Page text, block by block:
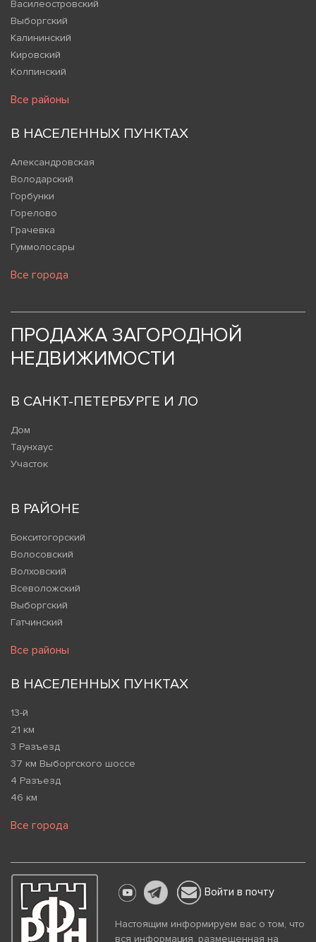
Василеостровский
Выборгский
Калининский
Кировский
Колпинский
Все районы
В НАСЕЛЕННЫХ ПУНКТАХ
Александровская
Володарский
Горбунки
Горелово
Грачевка
Гуммолосары
Все города
ПРОДАЖА ЗАГОРОДНОЙ
НЕДВИЖИМОСТИ
В САНКТ-ПЕТЕРБУРГЕ И ЛО
Дом
Таунхаус
Участок
В РАЙОНЕ
Бокситогорский
Волосовский
Волховский
Всеволожский
Выборгский
Гатчинский
Все районы
В НАСЕЛЕННЫХ ПУНКТАХ
13-й
21 км
3 Разъезд
37 км Выборгского шоссе
4 Разъезд
46 км
Все города
Войти в почту
Настоящим информируем вас о том, что
вся информация, размещенная на